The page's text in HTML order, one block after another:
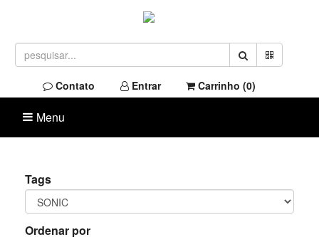
Contato Entrar Carrinho (0)
Menu
Tags
Ordenar por